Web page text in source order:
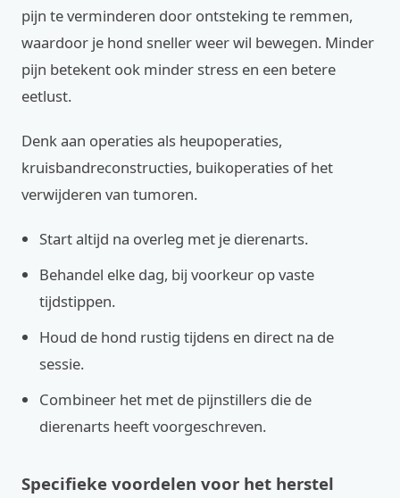
pijn te verminderen door ontsteking te remmen,
waardoor je hond sneller weer wil bewegen. Minder
pijn betekent ook minder stress en een betere
eetlust.
Denk aan operaties als heupoperaties,
kruisbandreconstructies, buikoperaties of het
verwijderen van tumoren.
Start altijd na overleg met je dierenarts.
Behandel elke dag, bij voorkeur op vaste
tijdstippen.
Houd de hond rustig tijdens en direct na de
sessie.
Combineer het met de pijnstillers die de
dierenarts heeft voorgeschreven.
Specifieke voordelen voor het herstel